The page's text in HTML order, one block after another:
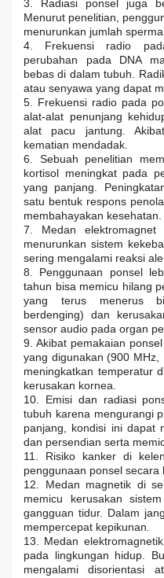
3. Radiasi ponsel juga
Menurut penelitian,
menurunkan jumlah
4. Frekuensi radio
perubahan pada DNA
bebas di dalam tubuh.
atau senyawa yang dapat
5. Frekuensi radio pada
alat-alat penunjang
alat pacu jantung.
kematian mendadak.
6. Sebuah penelitian
kortisol meningkat pada
yang panjang.
satu bentuk respons
membahayakan kesehatan.
7. Medan
menurunkan sistem
sering mengalami reaksi
8. Penggunaan ponsel
tahun bisa memicu hilang
yang terus menerus
berdenging) dan
sensor audio pada organ
9. Akibat pemakaian
yang digunakan (900
meningkatkan temperatur
kerusakan kornea.
10. Emisi dan radiasi
tubuh karena mengurangi
panjang, kondisi ini dapat
dan persendian serta
11. Risiko kanker di
penggunaan ponsel secara
12. Medan magnetik di
memicu kerusakan
gangguan tidur. Dalam
mempercepat kepikunan.
13. Medan
pada lingkungan hidup.
mengalami disorientasi